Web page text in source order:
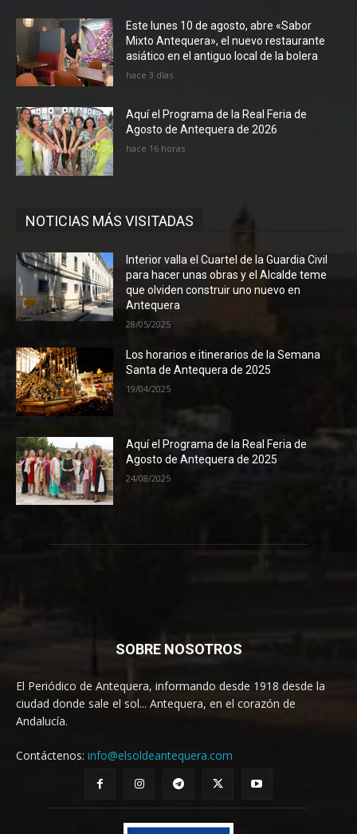
Este lunes 10 de agosto, abre «Sabor
Mixto Antequera», el nuevo restaurante
asiático en el antiguo local de la bolera
hace 3 días
Aquí el Programa de la Real Feria de
Agosto de Antequera de 2026
hace 16 horas
NOTICIAS MÁS VISITADAS
Interior valla el Cuartel de la Guardia Civil
para hacer unas obras y el Alcalde teme
que olviden construir uno nuevo en
Antequera
28/05/2025
Los horarios e itinerarios de la Semana
Santa de Antequera de 2025
19/04/2025
Aquí el Programa de la Real Feria de
Agosto de Antequera de 2025
24/08/2025
SOBRE NOSOTROS
El Periódico de Antequera, informando desde 1918 desde la
ciudad donde sale el sol... Antequera, en el corazón de
Andalucía.
Contáctenos: info@elsoldeantequera.com